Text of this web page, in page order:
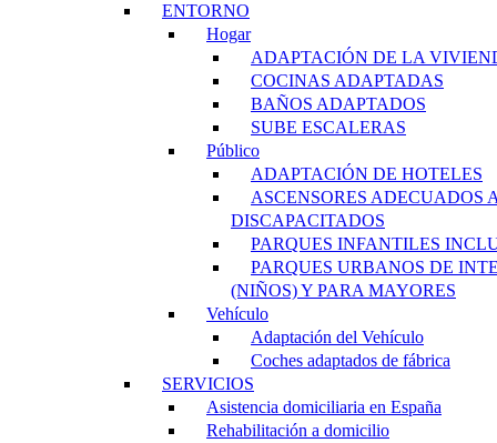
ENTORNO
Hogar
ADAPTACIÓN DE LA
COCINAS ADAPTADAS
BAÑOS ADAPTADOS
SUBE ESCALERAS
Público
ADAPTACIÓN DE HOTELES
ASCENSORES ADECUADOS
DISCAPACITADOS
PARQUES INFANTILES
PARQUES URBANOS DE
(NIÑOS) Y PARA MAYORES
Vehículo
Adaptación del Vehículo
Coches adaptados de fábrica
SERVICIOS
Asistencia domiciliaria en España
Rehabilitación a domicilio